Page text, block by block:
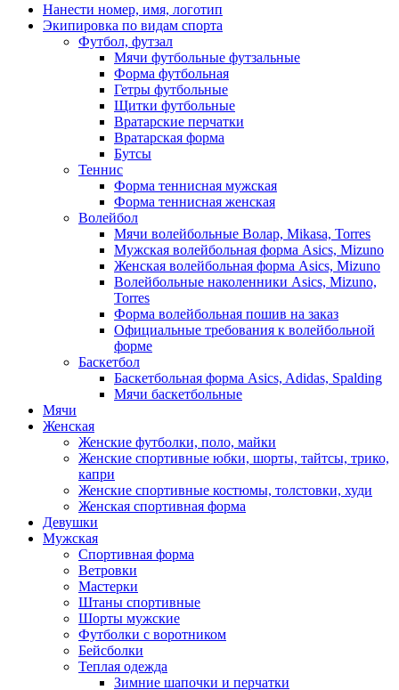
Нанести номер, имя, логотип
Экипировка по видам спорта
Футбол, футзал
Мячи футбольные футзальные
Форма футбольная
Гетры футбольные
Щитки футбольные
Вратарские перчатки
Вратарская форма
Бутсы
Теннис
Форма теннисная мужская
Форма теннисная женская
Волейбол
Мячи волейбольные Волар, Mikasa, Torres
Мужская волейбольная форма Asics, Mizuno
Женская волейбольная форма Asics, Mizuno
Волейбольные наколенники Asics, Mizuno,
Torres
Форма волейбольная пошив на заказ
Официальные требования к волейбольной
форме
Баскетбол
Баскетбольная форма Asics, Adidas, Spalding
Мячи баскетбольные
Мячи
Женская
Женские футболки, поло, майки
Женские спортивные юбки, шорты, тайтсы, трико,
капри
Женские спортивные костюмы, толстовки, худи
Женская спортивная форма
Девушки
Мужская
Спортивная форма
Ветровки
Мастерки
Штаны спортивные
Шорты мужские
Футболки с воротником
Бейсболки
Теплая одежда
Зимние шапочки и перчатки